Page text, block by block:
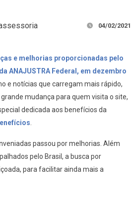
04/02/2021
e melhorias proporcionadas pelo
ANAJUSTRA Federal, em dezembro
e notícias que carregam mais rápido,
mudança para quem visita o site,
dedicada aos benefícios da
.
passou por melhorias. Além
pelo Brasil, a busca por
para facilitar ainda mais a